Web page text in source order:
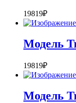
19819₽
Модель
19819₽
Модель